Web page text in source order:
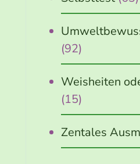
(92)
Weisheiten
(15)
Zentales